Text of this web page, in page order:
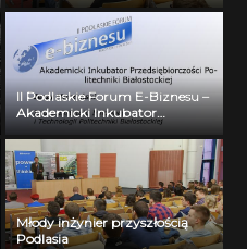
II Podlaskie Forum E-Biznesu –
Akademicki Inkubator
Przedsiębiorczości Politechniki
Białostockiej – Jerzy Muszyński
Młody inżynier przyszłością
Podlasia